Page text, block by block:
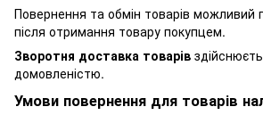
Повернення та обмін товарів можливий
після отримання товару покупцем.
Зворотня доставка товарів
домовленістю.
Умови повернення для товарів